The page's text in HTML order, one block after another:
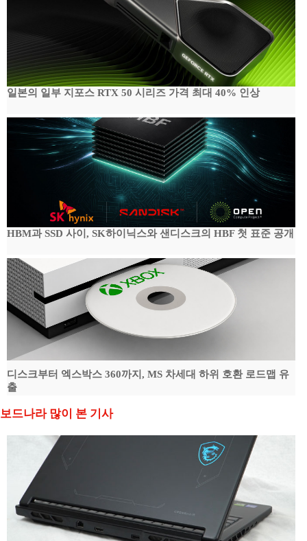
일본의 일부 지포스 RTX 50 시리즈 가격 최대 40% 인상
HBM과 SSD 사이, SK하이닉스와 샌디스크의 HBF 첫 표준 공개
디스크부터 엑스박스 360까지, MS 차세대 하위 호환 로드맵 유
출
보드나라 많이 본 기사